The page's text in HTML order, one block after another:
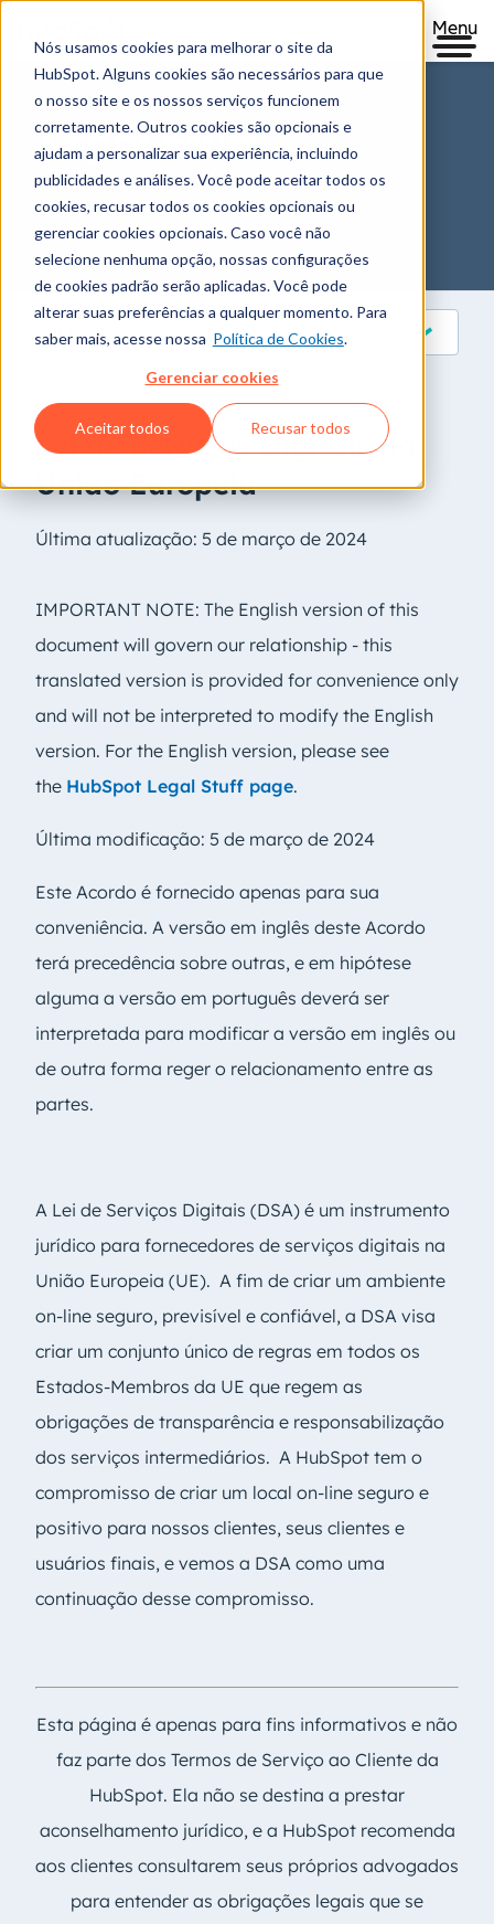
Nós usamos cookies para melhorar o site da
HubSpot. Alguns cookies são necessários para que
o nosso site e os nossos serviços funcionem
corretamente. Outros cookies são opcionais e
ajudam a personalizar sua experiência, incluindo
publicidades e análises. Você pode aceitar todos os
cookies, recusar todos os cookies opcionais ou
gerenciar cookies opcionais. Caso você não
selecione nenhuma opção, nossas configurações
de cookies padrão serão aplicadas. Você pode
alterar suas preferências a qualquer momento. Para
saber mais, acesse nossa Política de Cookies.
Gerenciar cookies
Aceitar todos Recusar todos
Menu
Legal Stuff
Talk legal to me
Legal
Lei de Serviços Digitais da
União Europeia
Última atualização: 5 de março de 2024
IMPORTANT NOTE: The English version of this
document will govern our relationship - this
translated version is provided for convenience only
and will not be interpreted to modify the English
version. For the English version, please see
the HubSpot Legal Stuff page.
Última modificação: 5 de março de 2024
Este Acordo é fornecido apenas para sua
conveniência. A versão em inglês deste Acordo
terá precedência sobre outras, e em hipótese
alguma a versão em português deverá ser
interpretada para modificar a versão em inglês ou
de outra forma reger o relacionamento entre as
partes.
A Lei de Serviços Digitais (DSA) é um instrumento
jurídico para fornecedores de serviços digitais na
União Europeia (UE). A fim de criar um ambiente
on-line seguro, previsível e confiável, a DSA visa
criar um conjunto único de regras em todos os
Estados-Membros da UE que regem as
obrigações de transparência e responsabilização
dos serviços intermediários. A HubSpot tem o
compromisso de criar um local on-line seguro e
positivo para nossos clientes, seus clientes e
usuários finais, e vemos a DSA como uma
continuação desse compromisso.
Esta página é apenas para fins informativos e não
faz parte dos Termos de Serviço ao Cliente da
HubSpot. Ela não se destina a prestar
aconselhamento jurídico, e a HubSpot recomenda
aos clientes consultarem seus próprios advogados
para entender as obrigações legais que se